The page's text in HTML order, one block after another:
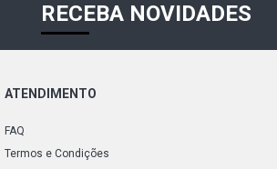
RECEBA NOVIDADES
ATENDIMENTO
FAQ
Termos e Condições